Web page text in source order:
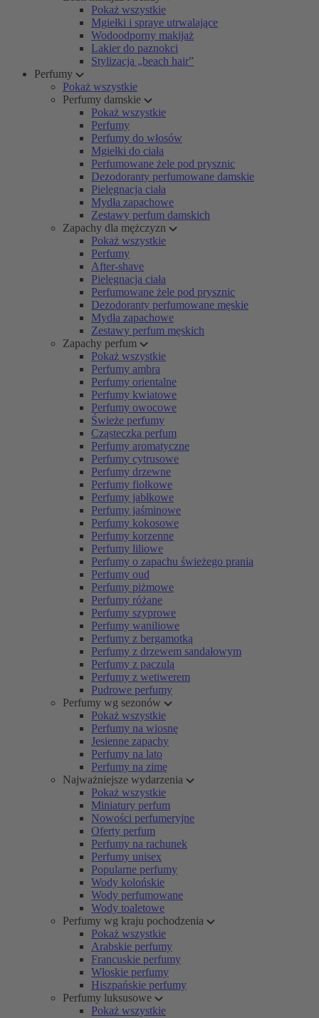
Pokaż wszystkie
Mgiełki i spraye utrwalające
Wodoodporny makijaż
Lakier do paznokci
Stylizacja „beach hair”
Perfumy
Pokaż wszystkie
Perfumy damskie
Pokaż wszystkie
Perfumy
Perfumy do włosów
Mgiełki do ciała
Perfumowane żele pod prysznic
Dezodoranty perfumowane damskie
Pielęgnacja ciała
Mydła zapachowe
Zestawy perfum damskich
Zapachy dla mężczyzn
Pokaż wszystkie
Perfumy
After-shave
Pielęgnacja ciała
Perfumowane żele pod prysznic
Dezodoranty perfumowane męskie
Mydła zapachowe
Zestawy perfum męskich
Zapachy perfum
Pokaż wszystkie
Perfumy ambra
Perfumy orientalne
Perfumy kwiatowe
Perfumy owocowe
Świeże perfumy
Cząsteczka perfum
Perfumy aromatyczne
Perfumy cytrusowe
Perfumy drzewne
Perfumy fiołkowe
Perfumy jabłkowe
Perfumy jaśminowe
Perfumy kokosowe
Perfumy korzenne
Perfumy liliowe
Perfumy o zapachu świeżego prania
Perfumy oud
Perfumy piżmowe
Perfumy różane
Perfumy szyprowe
Perfumy waniliowe
Perfumy z bergamotką
Perfumy z drzewem sandałowym
Perfumy z paczulą
Perfumy z wetiwerem
Pudrowe perfumy
Perfumy wg sezonów
Pokaż wszystkie
Perfumy na wiosnę
Jesienne zapachy
Perfumy na lato
Perfumy na zimę
Najważniejsze wydarzenia
Pokaż wszystkie
Miniatury perfum
Nowości perfumeryjne
Oferty perfum
Perfumy na rachunek
Perfumy unisex
Popularne perfumy
Wody kolońskie
Wody perfumowane
Wody toaletowe
Perfumy wg kraju pochodzenia
Pokaż wszystkie
Arabskie perfumy
Francuskie perfumy
Włoskie perfumy
Hiszpańskie perfumy
Perfumy luksusowe
Pokaż wszystkie